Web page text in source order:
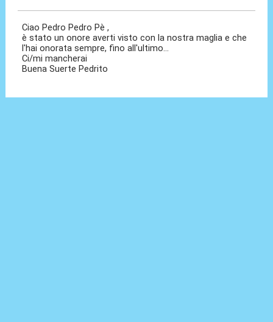
Ciao Pedro Pedro Pè ,
è stato un onore averti visto con la nostra maglia e che
l'hai onorata sempre, fino all'ultimo...
Ci/mi mancherai
Buena Suerte Pedrito